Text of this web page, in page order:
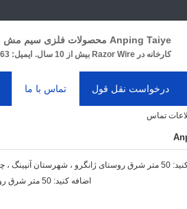
Anping Taiye محصولات فلزی سیم مش ، شرکت با مسئولیت محدود
کارخانه در Razor Wire بیش از 10 سال. ایمیل: rill@aptaiye.com Mob: 86-18731838063
تماس با ما درخواست نقل قول
تلفن / فکس: 0086-318-7986083
اضافه کنید: 50 متر شرق روستای ژانگرو ، شهرستان آنپینگ ، چین 053600.